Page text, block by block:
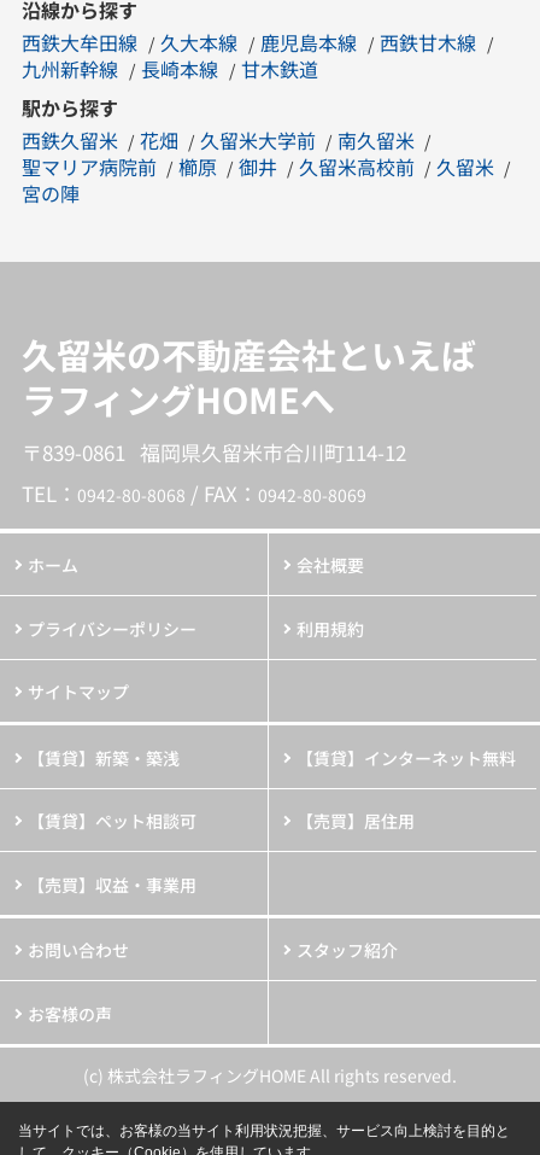
沿線から探す
西鉄大牟田線
久大本線 鹿児島本線
西鉄甘木線
九州新幹線
長崎本線
甘木鉄道
駅から探す
西鉄久留米
花畑 久留米大学前
南久留米
聖マリア病院前
櫛原 御井 久留米高校前
久留米
宮の陣
久留米の不動産会社といえば
ラフィングHOMEへ
〒839-0861 福岡県久留米市合川町114-12
TEL： 0942-80-8068 / FAX： 0942-80-8069
ホーム 会社概要
プライバシーポリシー 利用規約
サイトマップ
【賃貸】新築・築浅 【賃貸】インターネット無料
【賃貸】ペット相談可 【売買】居住用
【売買】収益・事業用
お問い合わせ スタッフ紹介
お客様の声
(c) 株式会社ラフィングHOME All rights reserved.
当サイトでは、お客様の当サイト利用状況把握、サービス向上検討を目的と